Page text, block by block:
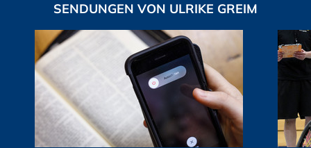
SENDUNGEN VON ULRIKE GREIM